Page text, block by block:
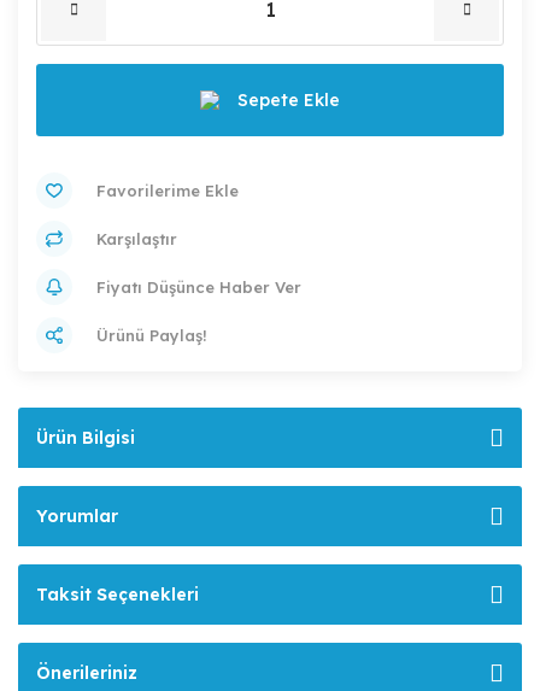
Sepete Ekle
Karşılaştır
Fiyatı Düşünce Haber Ver
Ürünü Paylaş!
Ürün Bilgisi
Yorumlar
Taksit Seçenekleri
Önerileriniz